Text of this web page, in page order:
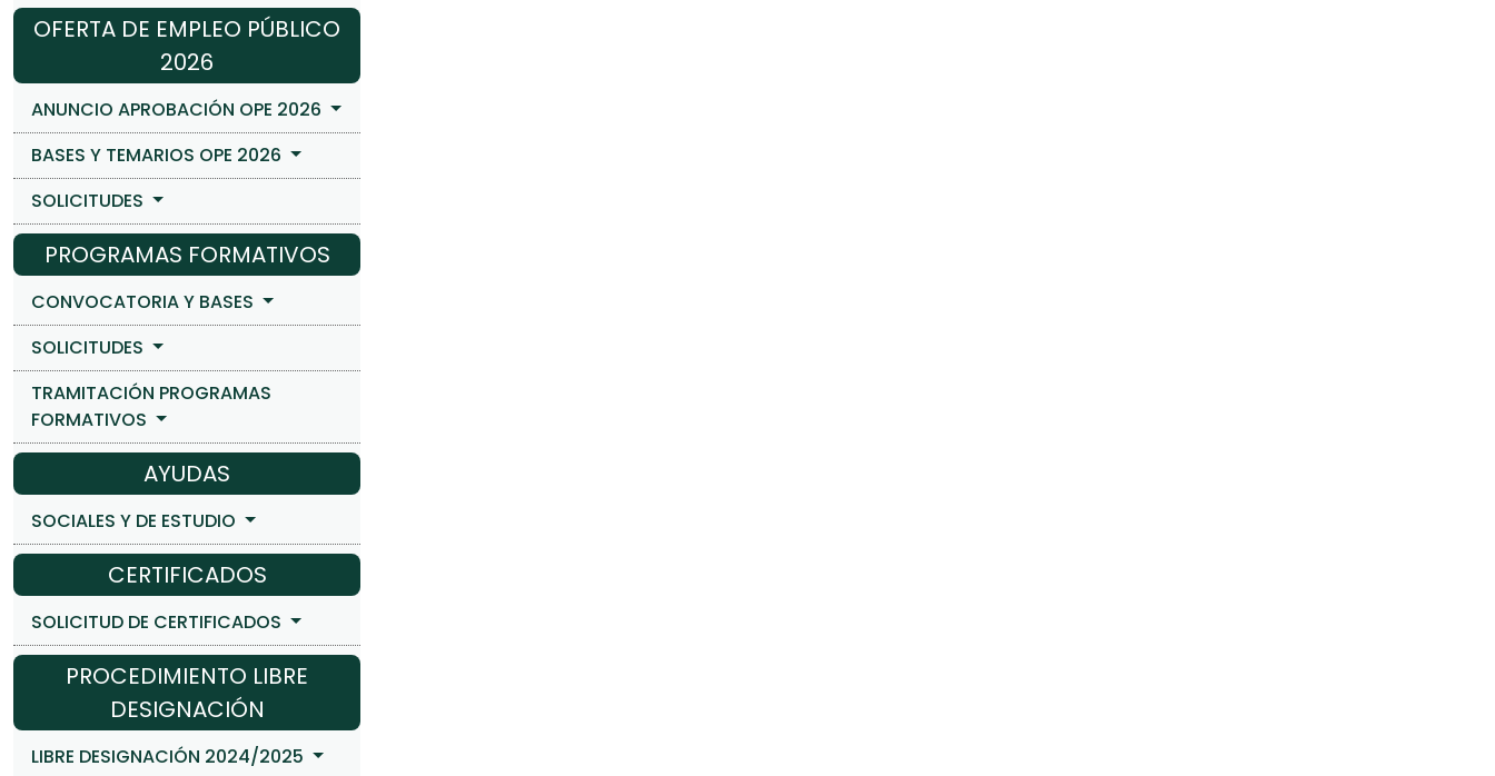
OFERTA DE EMPLEO PÚBLICO
2026
ANUNCIO APROBACIÓN OPE 2026
BASES Y TEMARIOS OPE 2026
SOLICITUDES
PROGRAMAS FORMATIVOS
CONVOCATORIA Y BASES
SOLICITUDES
TRAMITACIÓN PROGRAMAS
FORMATIVOS
AYUDAS
SOCIALES Y DE ESTUDIO
CERTIFICADOS
SOLICITUD DE CERTIFICADOS
PROCEDIMIENTO LIBRE
DESIGNACIÓN
LIBRE DESIGNACIÓN 2024/2025